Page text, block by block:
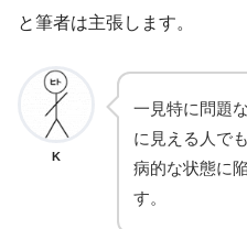
と筆者は主張します。
K
一見特に問題
に見える人で
病的な状態に
す。